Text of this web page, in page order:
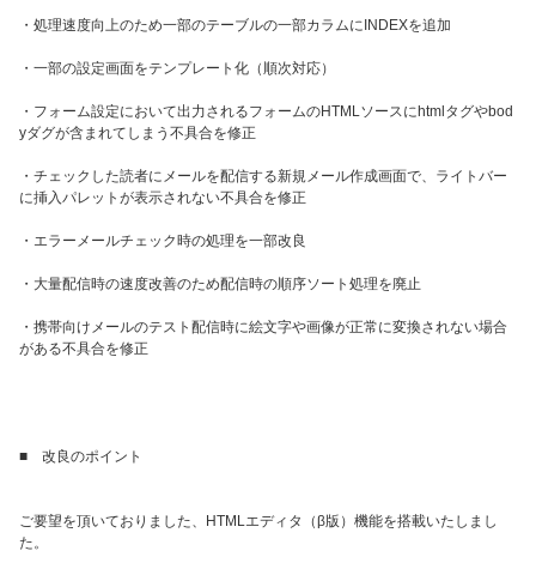
・処理速度向上のため一部のテーブルの一部カラムにINDEXを追加
・一部の設定画面をテンプレート化（順次対応）
・フォーム設定において出力されるフォームのHTMLソースにhtmlタグやbod
yダグが含まれてしまう不具合を修正
・チェックした読者にメールを配信する新規メール作成画面で、ライトバー
に挿入パレットが表示されない不具合を修正
・エラーメールチェック時の処理を一部改良
・大量配信時の速度改善のため配信時の順序ソート処理を廃止
・携帯向けメールのテスト配信時に絵文字や画像が正常に変換されない場合
がある不具合を修正
■ 改良のポイント
ご要望を頂いておりました、HTMLエディタ（β版）機能を搭載いたしまし
た。